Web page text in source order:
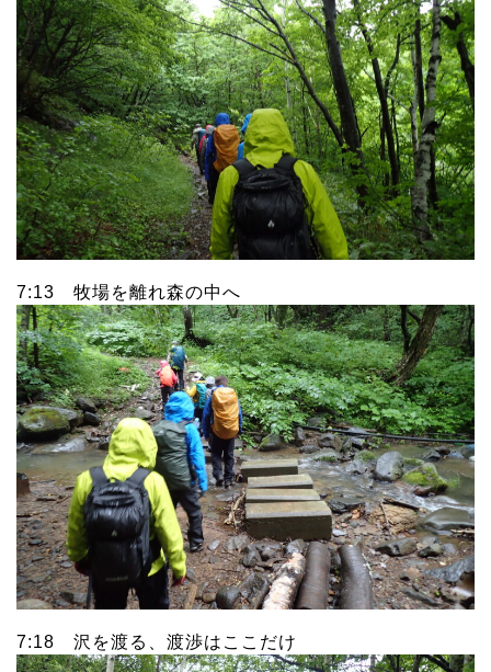
7:13 牧場を離れ森の中へ
7:18 沢を渡る、渡渉はここだけ